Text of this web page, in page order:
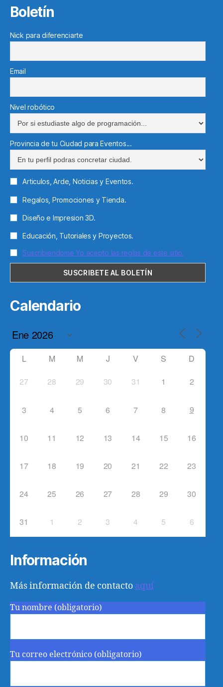
Boletín
Nick para diferenciarte
Email
Nivel robótico
Provincia de tu Ciudad para Eventos...
Articulos, Arde, Noticias y Eventos.
Regalos, Promociones y Tienda.
Diseño e Impresion 3D.
Educación, Tutoriales y Proyectos.
Suscribiendome Yo acepto las reglas de este sitio.
Calendario
L M M J V S D
27 28 29 30 31 1 2
3 4 5 6 7 8 9
10 11 12 13 14 15 16
17 18 19 20 21 22 23
24 25 26 27 28 29 30
31 1 2 3 4 5 6
Información
Más información de contacto aquí
Tu nombre (obligatorio)
Tu correo electrónico (obligatorio)